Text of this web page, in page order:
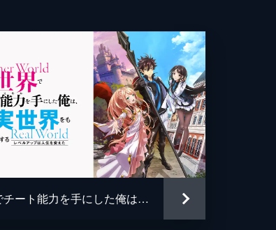
キャラクターデザイン
原作
キャラクター原案
音楽
異世界でチート能力を手にした俺は、現実世界をも無双する～レベルアップは人生を変えた～